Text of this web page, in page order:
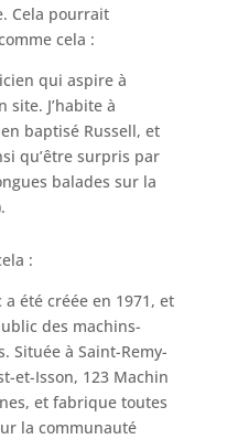
Cela pourrait
cela :
qui aspire à
J’habite à
baptisé Russell, et
qu’être surpris par
balades sur la
:
été créée en 1971, et
des machins-
Située à Saint-Remy-
et-Isson, 123 Machin
et fabrique toutes
la communauté